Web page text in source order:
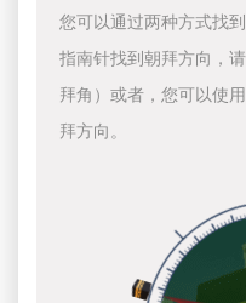
您可以通过两种方式找
指南针找到朝拜方向，
拜角）或者，您可以使
拜方向。